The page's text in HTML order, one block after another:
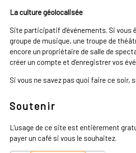
La culture géolocalisée
Site participatif d’événements. Si vous
groupe de musique, une troupe de
encore un propriétaire de salle de
créer un compte et d’enregistrer vos
Si vous ne savez pas quoi faire ce soir,
Soutenir
L'usage de ce site est entièrement
payer un café si vous le souhaitez.